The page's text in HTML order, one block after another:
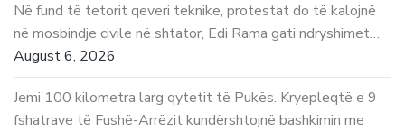
Në fund të tetorit qeveri teknike, protestat do të kalojnë
në mosbindje civile në shtator, Edi Rama gati ndryshimet…
August 6, 2026
Jemi 100 kilometra larg qytetit të Pukës. Kryepleqtë e 9
fshatrave të Fushë-Arrëzit kundërshtojnë bashkimin me